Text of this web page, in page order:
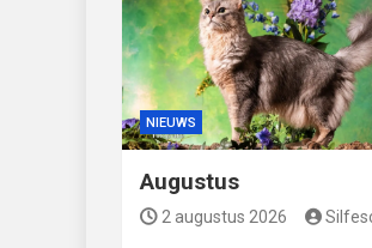
NIEUWS
Augustus
2 augustus 2026